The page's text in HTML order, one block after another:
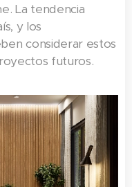
La tendencia
y los
considerar estos
futuros.